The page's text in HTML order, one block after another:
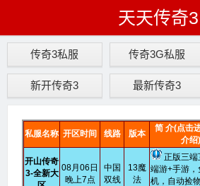
天天传奇3
传奇3私服 传奇3G私服
新开传奇3 最新传奇3